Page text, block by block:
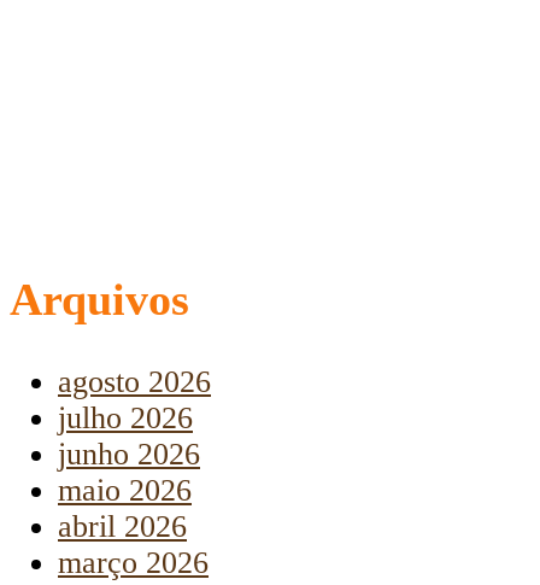
Arquivos
agosto 2026
julho 2026
junho 2026
maio 2026
abril 2026
março 2026